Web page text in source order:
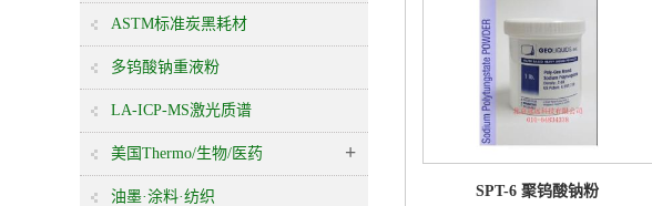
ASTM标准炭黑耗材
多钨酸钠重液粉
LA-ICP-MS激光质谱
美国Thermo/生物/医药 +
油墨·涂料·纺织 SPT-6 聚钨酸钠粉